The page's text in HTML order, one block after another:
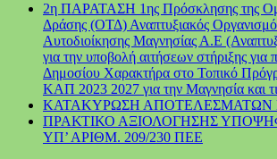
2η ΠΑΡΑΤΑΣΗ 1ης Πρόσκλησης της
Δράσης (ΟΤΔ) Αναπτυξιακός
Αυτοδιοίκησης Μαγνησίας Α.Ε
για την υποβολή αιτήσεων στήριξης για
Δημοσίου Χαρακτήρα στο Τοπικό
ΚΑΠ 2023 2027 για την Μαγνησία και
ΚΑΤΑΚΥΡΩΣΗ ΑΠΟΤΕΛΕΣΜΑΤΩΝ
ΠΡΑΚΤΙΚΟ ΑΞΙΟΛΟΓΗΣΗΣ
ΥΠ’ ΑΡΙΘΜ. 209/230 ΠΕΕ